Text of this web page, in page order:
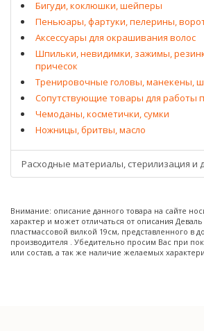
Бигуди, коклюшки, шейперы
Пеньюары, фартуки, пелерины,
Аксессуары для окрашивания волос
Шпильки, невидимки, зажимы,
причесок
Тренировочные головы, манекены,
Сопутствующие товары для работы
Чемоданы, косметички, сумки
Ножницы, бритвы, масло
Расходные материалы, стерилизация и
Внимание: описание данного товара на сайте
характер и может отличаться от описания
пластмассовой вилкой 19см, представленного в
производителя . Убедительно просим Вас при
или состав, а так же наличие желаемых